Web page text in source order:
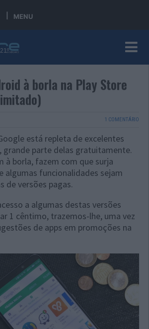
MENU
à borla na Play Store
1 COMENTÁRIO
está repleta de excelentes
grande parte delas gratuitamente.
à borla, fazem com que surja
algumas funcionalidades sejam
de versões pagas.
a algumas destas versões
1 cêntimo, trazemos-lhe, uma vez
de apps em promoções na